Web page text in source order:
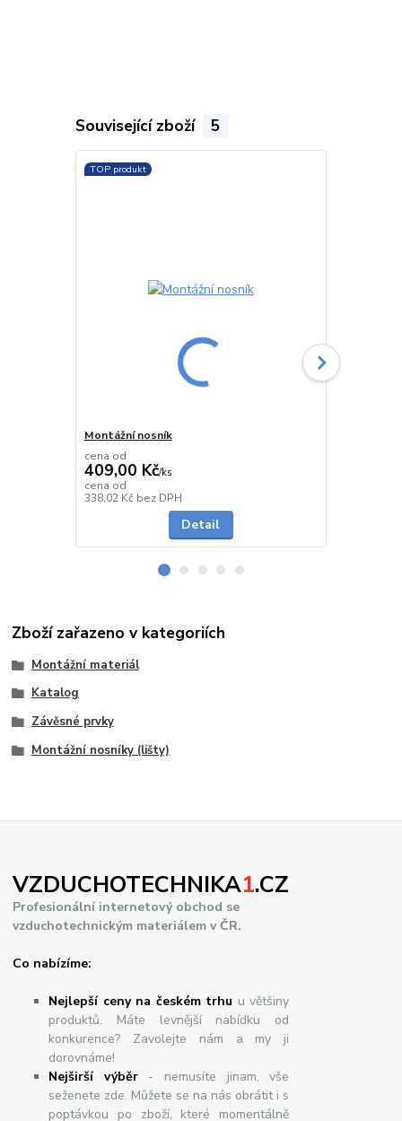
Související zboží 5
TOP produkt
Montážní nosník
cena od
409,00 Kč/ks
cena od
338,02 Kč bez DPH
Detail
Zboží zařazeno v kategoriích
Montážní materiál
Katalog
Závěsné prvky
Montážní nosníky (lišty)
VZDUCHOTECHNIKA1.CZ
Profesionální internetový obchod se
vzduchotechnickým materiálem v ČR.
Co nabízíme:
Nejlepší ceny na českém trhu u většiny
produktů. Máte levnější nabídku od
konkurence? Zavolejte nám a my ji
dorovnáme!
Nejširšívýběr- nemusíte jinam, vše
seženete zde. Můžete se na nás obrátit i s
poptávkou po zboží, které momentálně